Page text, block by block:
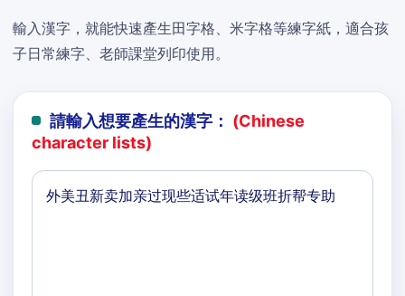
輸入漢字，就能快速產生田字格、米字格等練字紙，適合孩
子日常練字、老師課堂列印使用。
請輸入想要產生的漢字： (Chinese
character lists)